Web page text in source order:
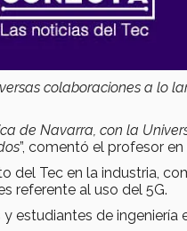
colaboraciones a lo
de Navarra, con la
”, comentó el profesor
del Tec en la industria,
referente al uso del 5G.
estudiantes de ingeniería